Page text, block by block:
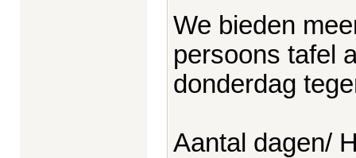
We bieden
persoons tafel
donderdag
Aantal dagen/